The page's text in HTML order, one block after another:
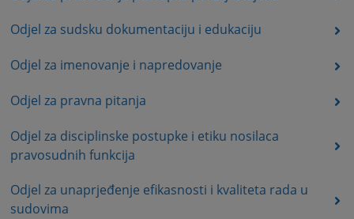
Odjel za sudsku dokumentaciju i edukaciju
Odjel za imenovanje i napredovanje
Odjel za pravna pitanja
Odjel za disciplinske postupke i etiku nosilaca
pravosudnih funkcija
Odjel za unaprjeđenje efikasnosti i kvaliteta rada u
sudovima